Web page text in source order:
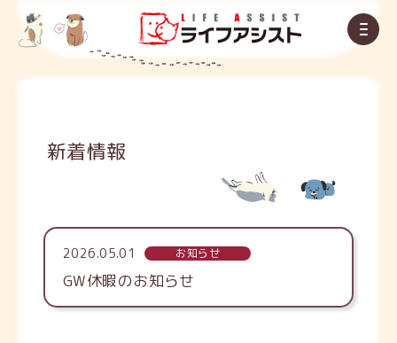
新着情報
2026.05.01 お知らせ
GW休暇のお知らせ